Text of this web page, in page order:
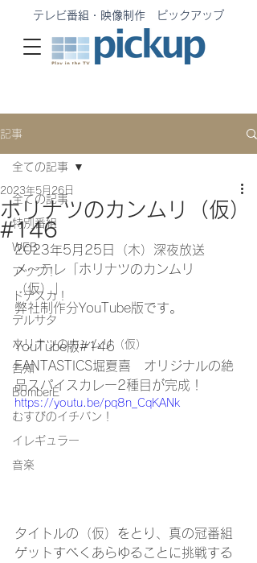
テレビ番組・映像制作 ピックアップ
記事
全ての記事
特別番組
WEB
アップ！
ドデスカ！
デルサタ
ホリナツのカンムリ（仮）
告知
BomberE
むすびのイチバン！
イレギュラー
音楽
全ての記事
ホリナツのカンムリ（仮）
#146
2023年5月26日
2023年5月25日（木）深夜放送
メ〜テレ「ホリナツのカンムリ
（仮）」
弊社制作分YouTube版です。
YouTube版#146
FANTASTICS堀夏喜　オリジナルの絶
品スパイスカレー2種目が完成！
https://youtu.be/pq8n_CqKANk
タイトルの（仮）をとり、真の冠番組
ゲットすべくあらゆることに挑戦する